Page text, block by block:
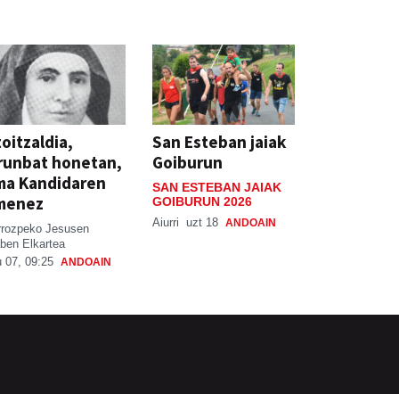
honetan,
Kandidaren
Jesusen
Elkartea
07, 09:25 ANDOAIN
San Esteban jaiak
Goiburun
SAN ESTEBAN JAIAK
GOIBURUN 2026
Aiurri uzt 18 ANDOAIN